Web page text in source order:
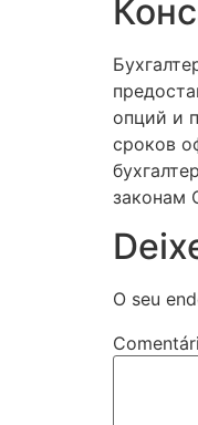
опций и
сроков
законам
O seu